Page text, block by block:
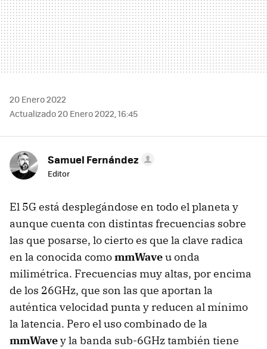
20 Enero 2022
Actualizado 20 Enero 2022, 16:45
Samuel Fernández
Editor
El 5G está desplegándose en todo el planeta y
aunque cuenta con distintas frecuencias sobre
las que posarse, lo cierto es que la clave radica
en la conocida comommWaveu onda
milimétrica. Frecuencias muy altas, por encima
de los 26GHz, que son las que aportan la
auténtica velocidad punta y reducen al mínimo
la latencia. Pero el uso combinado de la
mmWavey la banda sub-6GHz también tiene